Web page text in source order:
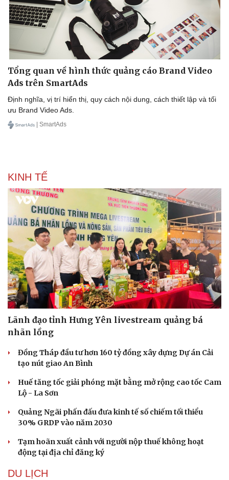
Pháp luật
Vụ án
Tin nóng
Quân sự - Quốc phòng
Vũ khí
Việt Nam
Phân tích
Thể thao
Bóng đá
Thế giới thể thao
eSports
Ô tô - Xe máy
Tư vấn
Tổng quan về hình thức quảng cáo Brand Video
Ads trên SmartAds
Định nghĩa, vị trí hiển thị, quy cách nội dung, cách thiết lập và tối
ưu Brand Video Ads.
| SmartAds
KINH TẾ
Lãnh đạo tỉnh Hưng Yên livestream quảng bá
nhãn lồng
Đồng Tháp đầu tư hơn 160 tỷ đồng xây dựng Dự án Cải
tạo nút giao An Bình
Huế tăng tốc giải phóng mặt bằng mở rộng cao tốc Cam
Lộ - La Sơn
Quảng Ngãi phấn đấu đưa kinh tế số chiếm tối thiểu
30% GRDP vào năm 2030
Tạm hoãn xuất cảnh với người nộp thuế không hoạt
động tại địa chỉ đăng ký
DU LỊCH